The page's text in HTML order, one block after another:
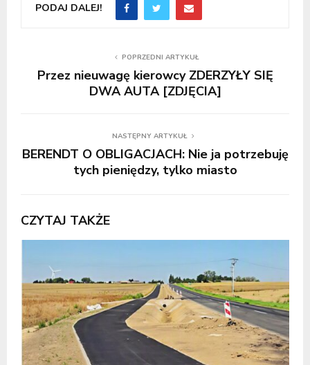
PODAJ DALEJ!
POPRZEDNI ARTYKUŁ
Przez nieuwagę kierowcy ZDERZYŁY SIĘ
DWA AUTA [ZDJĘCIA]
NASTĘPNY ARTYKUŁ
BERENDT O OBLIGACJACH: Nie ja potrzebuję
tych pieniędzy, tylko miasto
CZYTAJ TAKŻE